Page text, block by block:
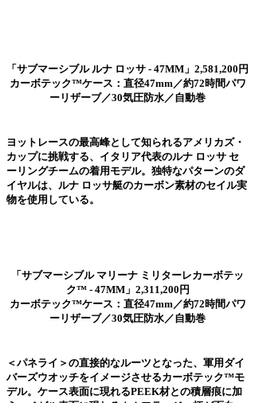
「サブマーシブル ルナ ロッサ - 47MM」2,581,200円
カーボテック™ケース：直径47mm／約72時間パワ
ーリザーブ／30気圧防水／自動巻
ヨットレースの最高峰として知られるアメリカズ・
カップに挑戦する、イタリア代表のルナ ロッサ セ
ーリングチームの着用モデル。独特なパターンのダ
イヤルは、ルナ ロッサ艇のカーボン素材のセイル実
物を使用している。
「サブマーシブル マリーナ ミリターレカーボテッ
ク™ - 47MM」2,311,200円
カーボテック™ケース：直径47mm／約72時間パワ
ーリザーブ／30気圧防水／自動巻
＜パネライ＞の直接的なルーツとなった、軍用ダイ
バーズウオッチをイメージさせるカーボテック™モ
デル。ケース表面に現れるPEEK材との積層痕に加